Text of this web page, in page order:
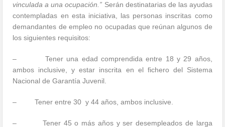
vinculada a una ocupación.” Serán destinatarias de las ayudas
contempladas en esta iniciativa, las personas inscritas como
demandantes de empleo no ocupadas que reúnan algunos de
los siguientes requisitos:
– Tener una edad comprendida entre 18 y 29 años,
ambos inclusive, y estar inscrita en el fichero del Sistema
Nacional de Garantía Juvenil.
– Tener entre 30 y 44 años, ambos inclusive.
– Tener 45 o más años y ser desempleados de larga